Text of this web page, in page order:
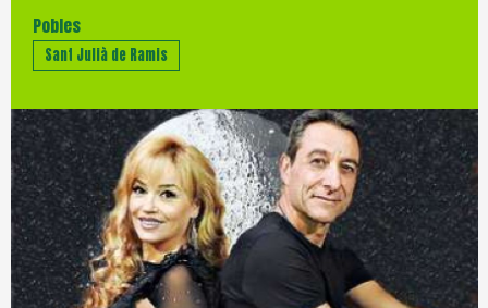
Pobles
Sant Julià de Ramis